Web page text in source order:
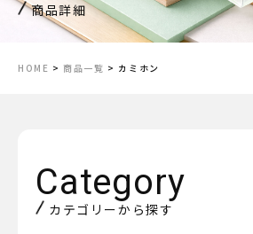
商品詳細
HOME >商品一覧 > カミホン
カテゴリーから探す